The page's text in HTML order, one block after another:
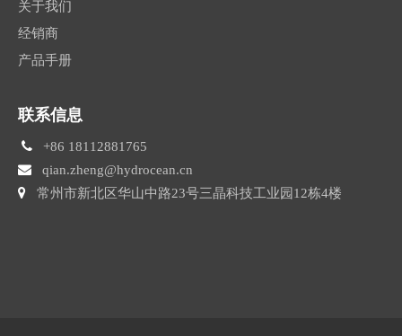
关于我们
经销商
产品手册
联系信息
 +86 18112881765
 qian.zheng@hydrocean.cn
 常州市新北区华山中路23号三晶科技工业园12栋4楼